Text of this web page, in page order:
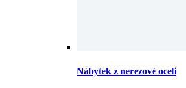
Nábytek z nerezové oceli